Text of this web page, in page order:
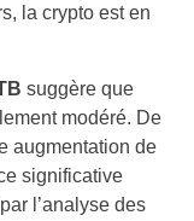
la crypto est en
suggère que
modéré. De
augmentation de
significative
l’analyse des